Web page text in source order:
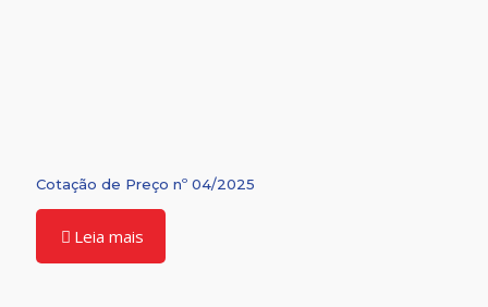
Cotação de Preço nº 04/2025
Leia mais